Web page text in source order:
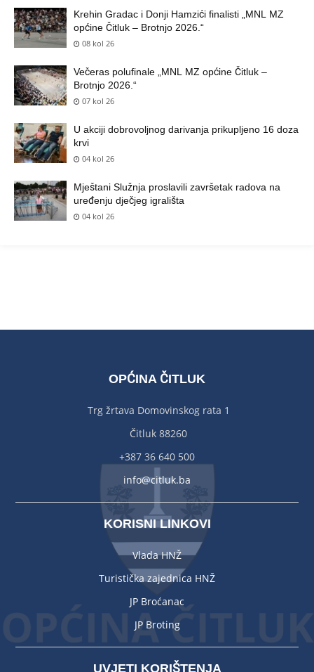
Krehin Gradac i Donji Hamzići finalisti „MNL MZ
općine Čitluk – Brotnjo 2026.“
08 kol 26
Večeras polufinale „MNL MZ općine Čitluk –
Brotnjo 2026.“
07 kol 26
U akciji dobrovoljnog darivanja prikupljeno 16 doza
krvi
04 kol 26
Mještani Služnja proslavili završetak radova na
uređenju dječjeg igrališta
04 kol 26
OPĆINA ČITLUK
Trg žrtava Domovinskog rata 1
Čitluk 88260
+387 36 640 500
info@citluk.ba
KORISNI LINKOVI
Vlada HNŽ
Turistička zajednica HNŽ
JP Broćanac
JP Broting
UVJETI KORIŠTENJA